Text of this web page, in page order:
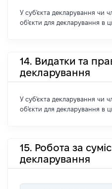
У суб'єкта декларування чи
об'єкти для декларування в
14. Видатки та
декларування
У суб'єкта декларування чи
об'єкти для декларування в
15. Робота за
декларування